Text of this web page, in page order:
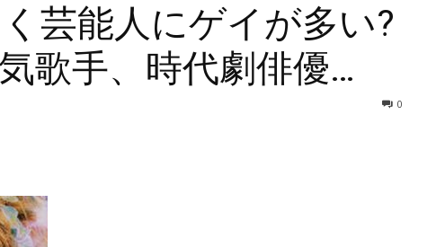
芸能人にゲイが多い?
歌手、時代劇俳優…
0